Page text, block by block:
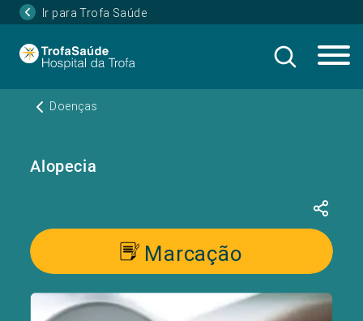
Ir para Trofa Saúde
Doenças
Alopecia
Marcação